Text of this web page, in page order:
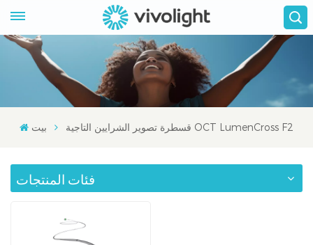
بيت قسطرة تصوير الشرايين التاجية OCT LumenCross F2
فئات المنتجات